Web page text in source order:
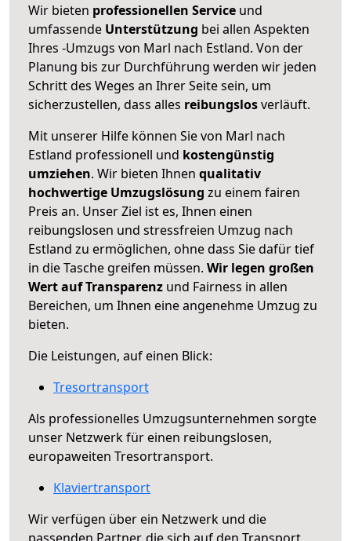
Wir bieten professionellen Service und
umfassende Unterstützung bei allen Aspekten
Ihres -Umzugs von Marl nach Estland. Von der
Planung bis zur Durchführung werden wir jeden
Schritt des Weges an Ihrer Seite sein, um
sicherzustellen, dass alles reibungslosverläuft.
Mit unserer Hilfe können Sie von Marl nach
Estland professionell und kostengünstig
umziehen. Wir bieten Ihnen qualitativ
hochwertige Umzugslösung zu einem fairen
Preis an. Unser Ziel ist es, Ihnen einen
reibungslosen und stressfreien Umzug nach
Estland zu ermöglichen, ohne dass Sie dafür tief
in die Tasche greifen müssen. Wir legen großen
Wert auf Transparenz und Fairness in allen
Bereichen, um Ihnen eine angenehme Umzug zu
bieten.
Die Leistungen, auf einen Blick:
Tresortransport
Als professionelles Umzugsunternehmen sorgte
unser Netzwerk für einen reibungslosen,
europaweiten Tresortransport.
Klaviertransport
Wir verfügen über ein Netzwerk und die